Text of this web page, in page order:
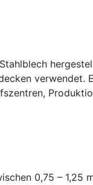
0,75 – 1,25